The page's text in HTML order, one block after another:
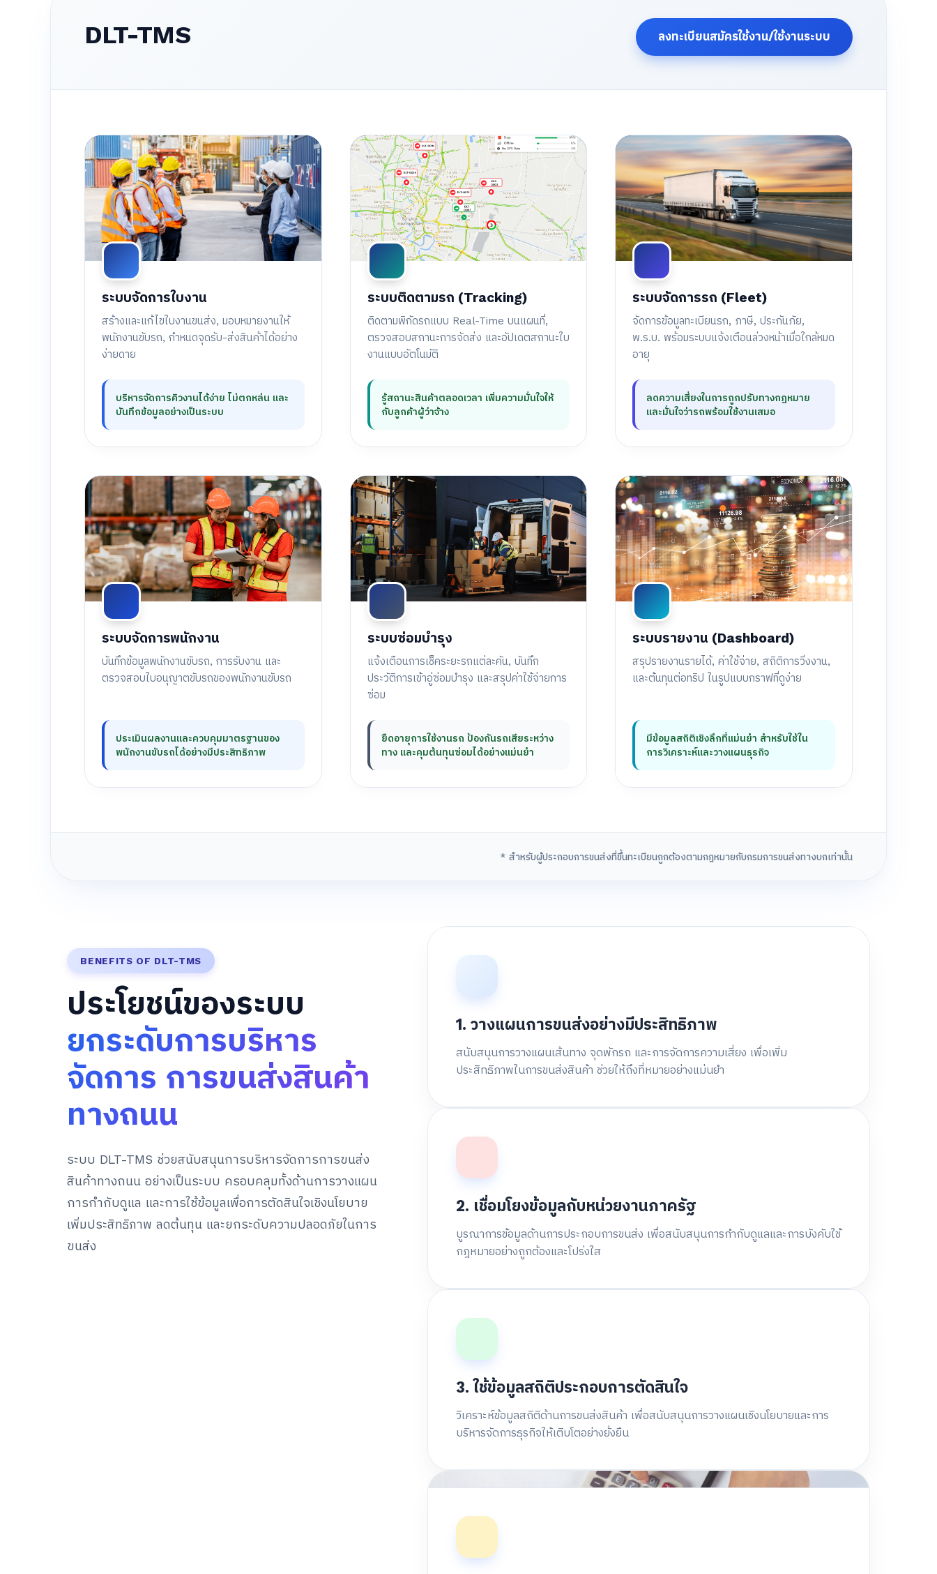
DLT-TMS ลงทะเบียนสมัครใช้งาน/ใช้งานระบบ
ระบบจัดการใบงาน
สร้างและแก้ไขใบงานขนส่ง, มอบหมายงานให้
พนักงานขับรถ, กำหนดจุดรับ-ส่งสินค้าได้อย่าง
ง่ายดาย
บริหารจัดการคิวงานได้ง่าย ไม่ตกหล่น และ
บันทึกข้อมูลอย่างเป็นระบบ
ระบบติดตามรถ (Tracking)
ติดตามพิกัดรถแบบ Real-Time บนแผนที่,
ตรวจสอบสถานะการจัดส่ง และอัปเดตสถานะใบ
งานแบบอัตโนมัติ
รู้สถานะสินค้าตลอดเวลา เพิ่มความมั่นใจให้
กับลูกค้าผู้ว่าจ้าง
ระบบจัดการรถ (Fleet)
จัดการข้อมูลทะเบียนรถ, ภาษี, ประกันภัย,
พ.ร.บ. พร้อมระบบแจ้งเตือนล่วงหน้าเมื่อใกล้หมด
อายุ
ลดความเสี่ยงในการถูกปรับทางกฎหมาย
และมั่นใจว่ารถพร้อมใช้งานเสมอ
ระบบจัดการพนักงาน
บันทึกข้อมูลพนักงานขับรถ, การรับงาน และ
ตรวจสอบใบอนุญาตขับรถของพนักงานขับรถ
ประเมินผลงานและควบคุมมาตรฐานของ
พนักงานขับรถได้อย่างมีประสิทธิภาพ
ระบบซ่อมบำรุง
แจ้งเตือนการเช็คระยะรถแต่ละคัน, บันทึก
ประวัติการเข้าอู่ซ่อมบำรุง และสรุปค่าใช้จ่ายการ
ซ่อม
ยืดอายุการใช้งานรถ ป้องกันรถเสียระหว่าง
ทาง และคุมต้นทุนซ่อมได้อย่างแม่นยำ
ระบบรายงาน (Dashboard)
สรุปรายงานรายได้, ค่าใช้จ่าย, สถิติการวิ่งงาน,
และต้นทุนต่อทริป ในรูปแบบกราฟที่ดูง่าย
มีข้อมูลสถิติเชิงลึกที่แม่นยำ สำหรับใช้ใน
การวิเคราะห์และวางแผนธุรกิจ
* สำหรับผู้ประกอบการขนส่งที่ขึ้นทะเบียนถูกต้องตามกฎหมายกับกรมการขนส่งทางบกเท่านั้น
BENEFITS OF DLT-TMS
ประโยชน์ของระบบ
ยกระดับการบริหาร
จัดการ การขนส่งสินค้า
ทางถนน
ระบบ DLT-TMS ช่วยสนับสนุนการบริหารจัดการการขนส่ง
สินค้าทางถนน อย่างเป็นระบบ ครอบคลุมทั้งด้านการวางแผน
การกำกับดูแล และการใช้ข้อมูลเพื่อการตัดสินใจเชิงนโยบาย
เพิ่มประสิทธิภาพ ลดต้นทุน และยกระดับความปลอดภัยในการ
ขนส่ง
1. วางแผนการขนส่งอย่างมีประสิทธิภาพ
สนับสนุนการวางแผนเส้นทาง จุดพักรถ และการจัดการความเสี่ยง เพื่อเพิ่ม
ประสิทธิภาพในการขนส่งสินค้า ช่วยให้ถึงที่หมายอย่างแม่นยำ
2. เชื่อมโยงข้อมูลกับหน่วยงานภาครัฐ
บูรณาการข้อมูลด้านการประกอบการขนส่ง เพื่อสนับสนุนการกำกับดูแลและการบังคับใช้
กฎหมายอย่างถูกต้องและโปร่งใส
3. ใช้ข้อมูลสถิติประกอบการตัดสินใจ
วิเคราะห์ข้อมูลสถิติด้านการขนส่งสินค้า เพื่อสนับสนุนการวางแผนเชิงนโยบายและการ
บริหารจัดการธุรกิจให้เติบโตอย่างยั่งยืน
<